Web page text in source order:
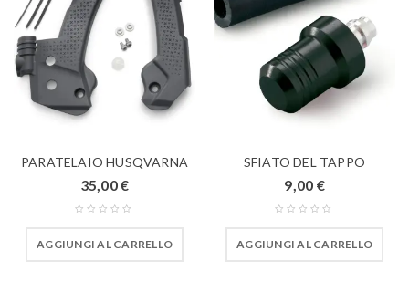
PARATELAIO HUSQVARNA
35,00€
AGGIUNGI AL CARRELLO
SFIATO DEL TAPPO
9,00 €
AGGIUNGI AL CARRELLO